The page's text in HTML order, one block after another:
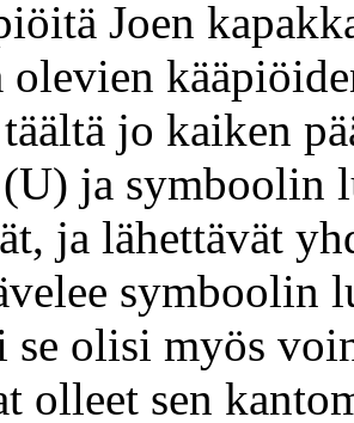
Joen
olevien
jo kaiken
(U) ja symboolin
ja lähettävät
symboolin
se olisi myös
olleet sen